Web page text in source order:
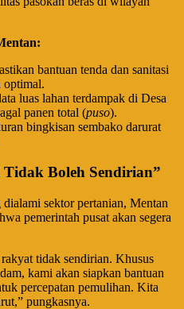
bantuan tenda dan sanitasi
optimal.
luas lahan terdampak di Desa
panen total (puso).
bingkisan sembako darurat
Boleh Sendirian”
sektor pertanian, Mentan
pemerintah pusat akan segera
tidak sendirian. Khusus
kami akan siapkan bantuan
percepatan pemulihan. Kita
pungkasnya.